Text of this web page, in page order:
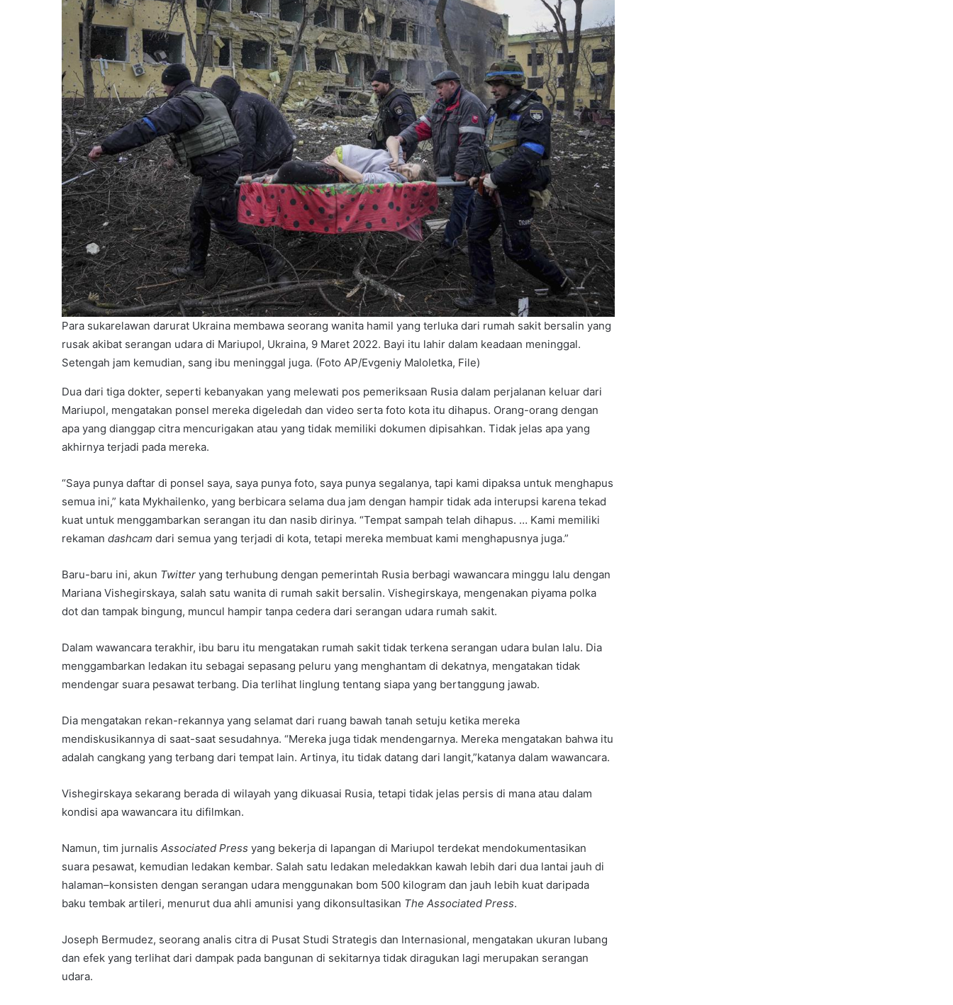
Para sukarelawan darurat Ukraina membawa seorang wanita hamil yang terluka dari rumah sakit bersalin yang
rusak akibat serangan udara di Mariupol, Ukraina, 9 Maret 2022. Bayi itu lahir dalam keadaan meninggal.
Setengah jam kemudian, sang ibu meninggal juga. (Foto AP/Evgeniy Maloletka, File)
Dua dari tiga dokter, seperti kebanyakan yang melewati pos pemeriksaan Rusia dalam perjalanan keluar dari
Mariupol, mengatakan ponsel mereka digeledah dan video serta foto kota itu dihapus. Orang-orang dengan
apa yang dianggap citra mencurigakan atau yang tidak memiliki dokumen dipisahkan. Tidak jelas apa yang
akhirnya terjadi pada mereka.
“Saya punya daftar di ponsel saya, saya punya foto, saya punya segalanya, tapi kami dipaksa untuk menghapus
semua ini,” kata Mykhailenko, yang berbicara selama dua jam dengan hampir tidak ada interupsi karena tekad
kuat untuk menggambarkan serangan itu dan nasib dirinya. “Tempat sampah telah dihapus. … Kami memiliki
rekaman dashcam dari semua yang terjadi di kota, tetapi mereka membuat kami menghapusnya juga.”
Baru-baru ini, akun Twitter yang terhubung dengan pemerintah Rusia berbagi wawancara minggu lalu dengan
Mariana Vishegirskaya, salah satu wanita di rumah sakit bersalin. Vishegirskaya, mengenakan piyama polka
dot dan tampak bingung, muncul hampir tanpa cedera dari serangan udara rumah sakit.
Dalam wawancara terakhir, ibu baru itu mengatakan rumah sakit tidak terkena serangan udara bulan lalu. Dia
menggambarkan ledakan itu sebagai sepasang peluru yang menghantam di dekatnya, mengatakan tidak
mendengar suara pesawat terbang. Dia terlihat linglung tentang siapa yang bertanggung jawab.
Dia mengatakan rekan-rekannya yang selamat dari ruang bawah tanah setuju ketika mereka
mendiskusikannya di saat-saat sesudahnya. “Mereka juga tidak mendengarnya. Mereka mengatakan bahwa itu
adalah cangkang yang terbang dari tempat lain. Artinya, itu tidak datang dari langit,”katanya dalam wawancara.
Vishegirskaya sekarang berada di wilayah yang dikuasai Rusia, tetapi tidak jelas persis di mana atau dalam
kondisi apa wawancara itu difilmkan.
Namun, tim jurnalis Associated Press yang bekerja di lapangan di Mariupol terdekat mendokumentasikan
suara pesawat, kemudian ledakan kembar. Salah satu ledakan meledakkan kawah lebih dari dua lantai jauh di
halaman–konsisten dengan serangan udara menggunakan bom 500 kilogram dan jauh lebih kuat daripada
baku tembak artileri, menurut dua ahli amunisi yang dikonsultasikan The Associated Press.
Joseph Bermudez, seorang analis citra di Pusat Studi Strategis dan Internasional, mengatakan ukuran lubang
dan efek yang terlihat dari dampak pada bangunan di sekitarnya tidak diragukan lagi merupakan serangan
udara.